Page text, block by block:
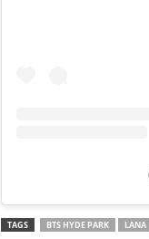
TAGS BTS HYDE PARK LANA